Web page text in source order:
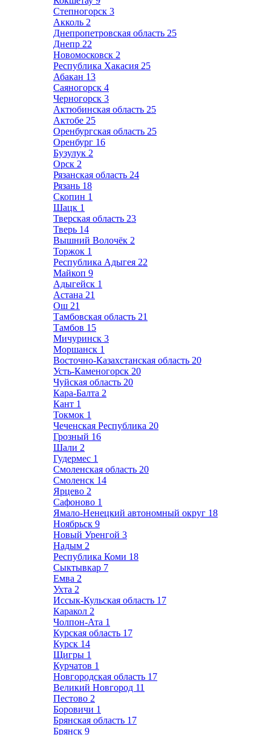
Степногорск 3
Акколь 2
Днепропетровская область 25
Днепр 22
Новомосковск 2
Республика Хакасия 25
Абакан 13
Саяногорск 4
Черногорск 3
Актюбинская область 25
Актобе 25
Оренбургская область 25
Оренбург 16
Бузулук 2
Орск 2
Рязанская область 24
Рязань 18
Скопин 1
Шацк 1
Тверская область 23
Тверь 14
Вышний Волочёк 2
Торжок 1
Республика Адыгея 22
Майкоп 9
Адыгейск 1
Астана 21
Ош 21
Тамбовская область 21
Тамбов 15
Мичуринск 3
Моршанск 1
Восточно-Казахстанская область 20
Усть-Каменогорск 20
Чуйская область 20
Кара-Балта 2
Кант 1
Токмок 1
Чеченская Республика 20
Грозный 16
Шали 2
Гудермес 1
Смоленская область 20
Смоленск 14
Ярцево 2
Сафоново 1
Ямало-Ненецкий автономный округ 18
Ноябрьск 9
Новый Уренгой 3
Надым 2
Республика Коми 18
Сыктывкар 7
Емва 2
Ухта 2
Иссык-Кульская область 17
Каракол 2
Чолпон-Ата 1
Курская область 17
Курск 14
Щигры 1
Курчатов 1
Новгородская область 17
Великий Новгород 11
Пестово 2
Боровичи 1
Брянская область 17
Брянск 9